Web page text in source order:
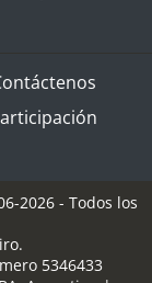
2026 - Todos los
5346433